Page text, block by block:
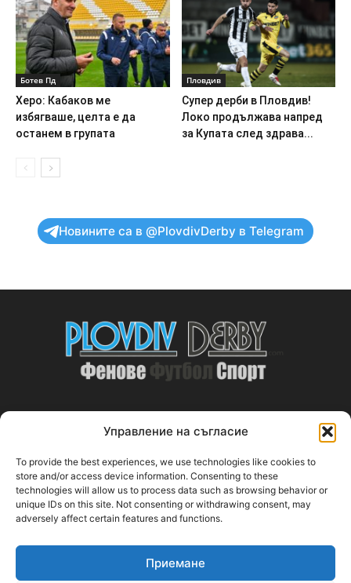
Управление на съгласие
To provide the best experiences, we use technologies like cookies to
store and/or access device information. Consenting to these
technologies will allow us to process data such as browsing behavior or
unique IDs on this site. Not consenting or withdrawing consent, may
adversely affect certain features and functions.
Приемане
Ботев Пд
Херо: Кабаков ме
избягваше, целта е да
останем в групата
Пловдив
Супер дерби в Пловдив!
Локо продължава напред
за Купата след здрава...
Новините са в @PlovdivDerby в Telegram
ABOUT US
PlovdivDerby.com е първата пловдивска изцяло футболна
медия!
Свържи се с нас:plovdivderby.com@gmail.com